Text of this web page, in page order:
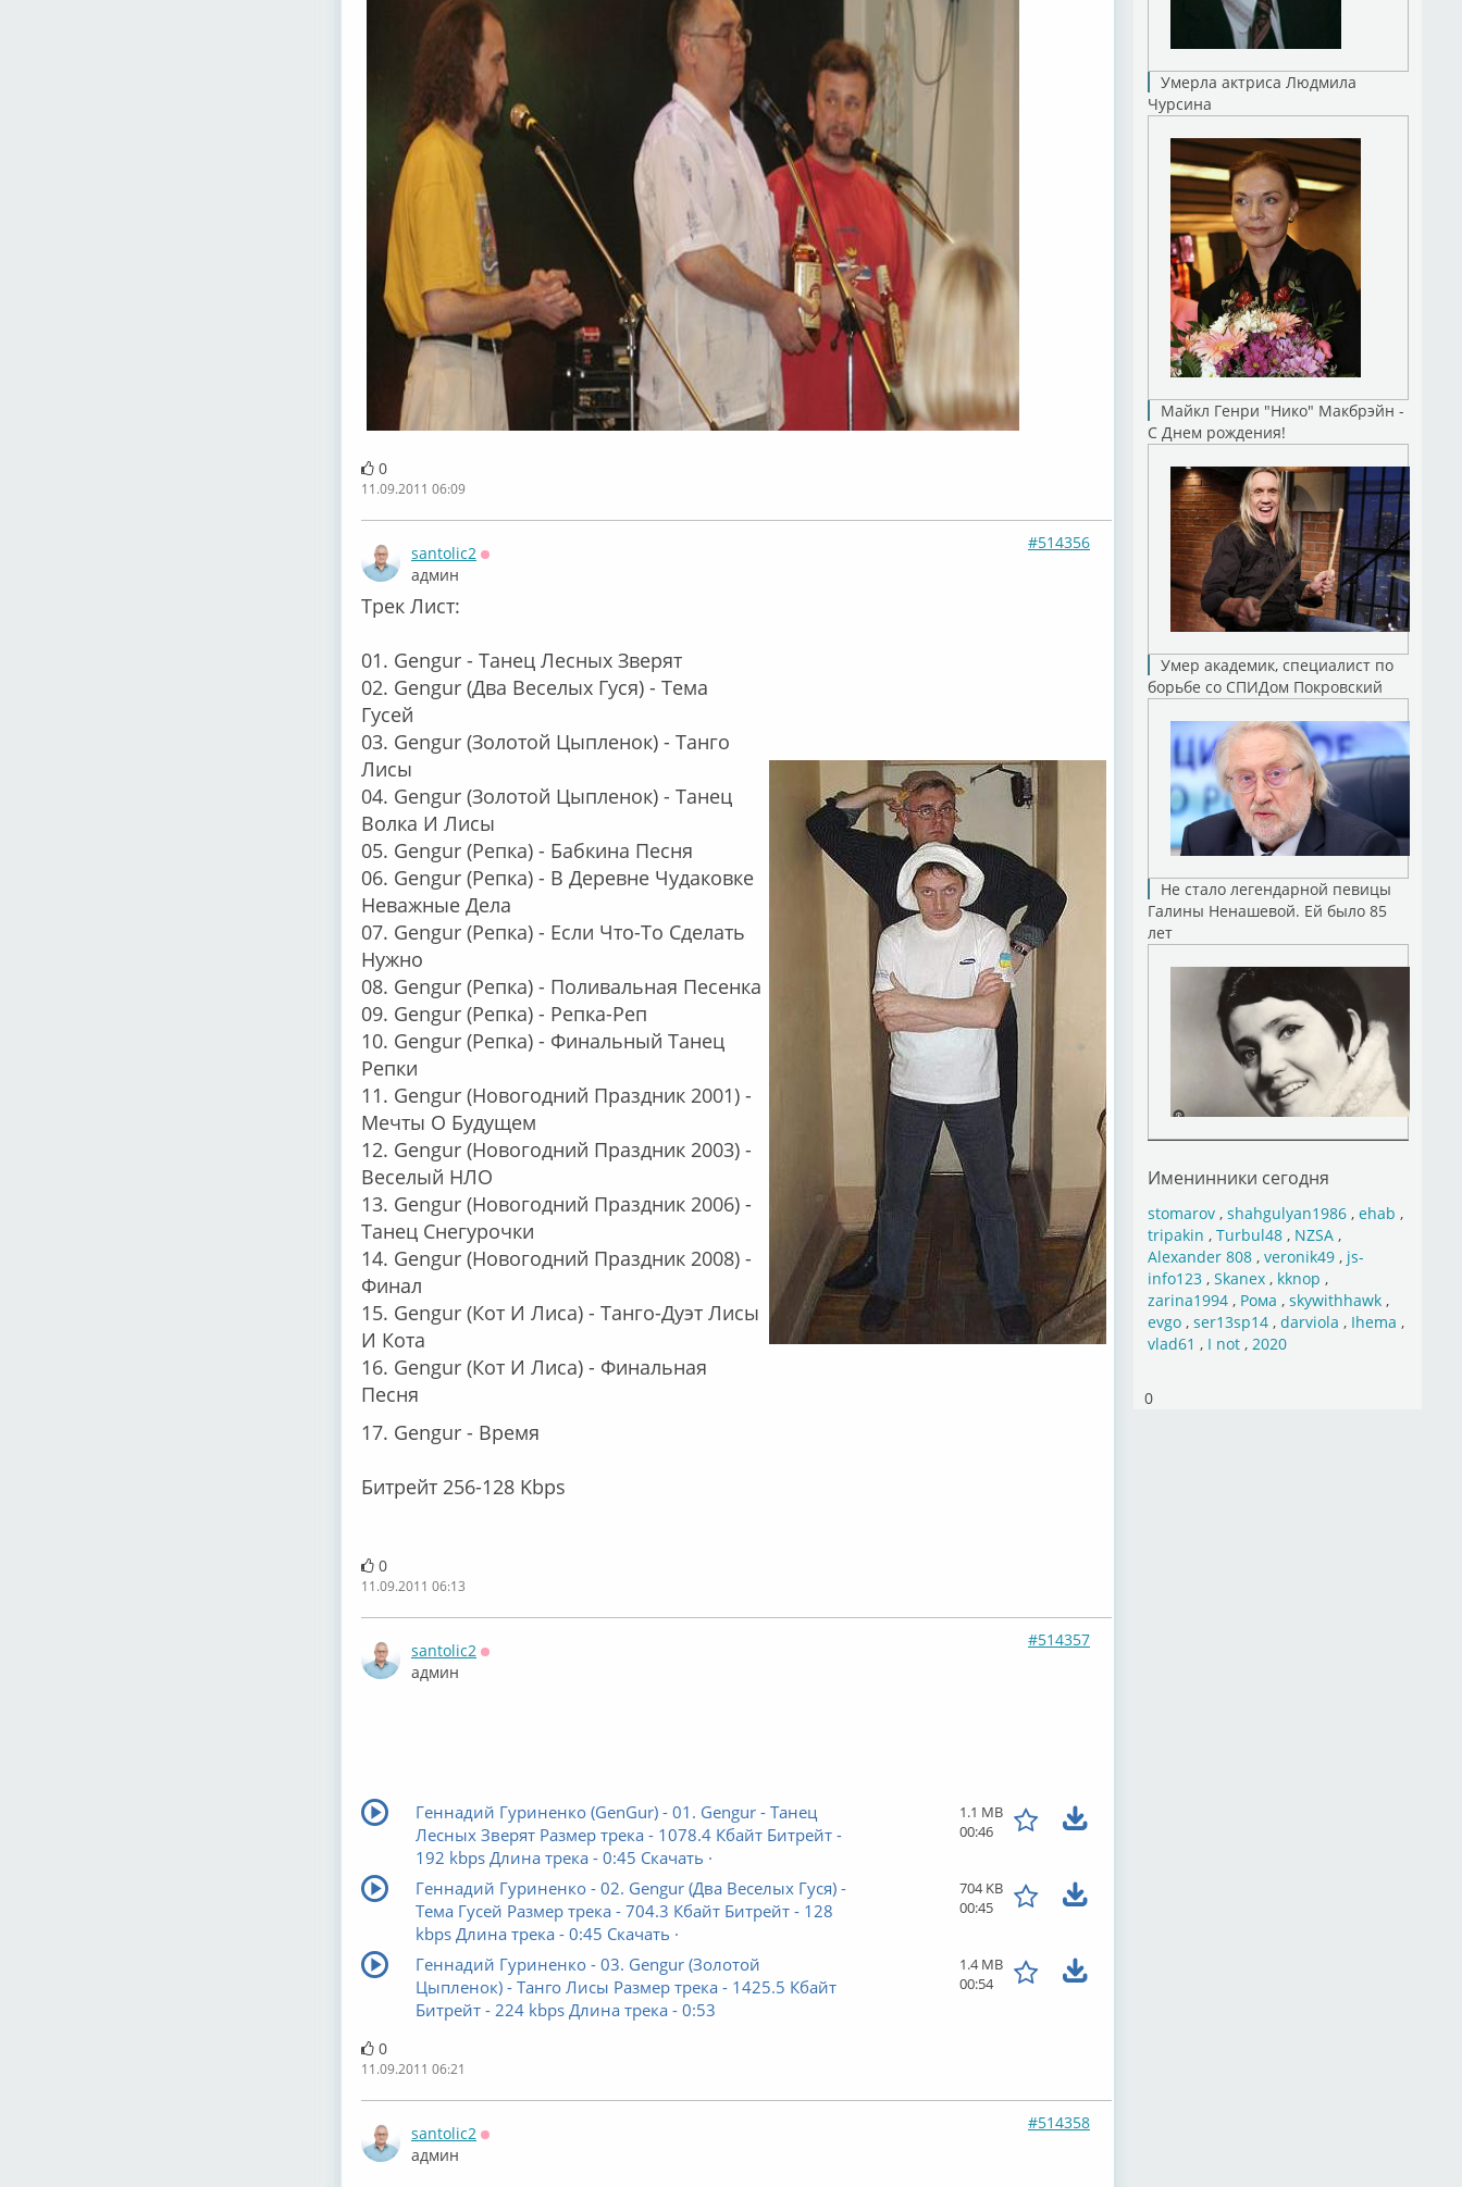
0
11.09.2011 06:09
santolic2
админ
#514356
Трек Лист:
01. Gengur - Танец Лесных Зверят
02. Gengur (Два Веселых Гуся) - Тема
Гусей
03. Gengur (Золотой Цыпленок) - Танго
Лисы
04. Gengur (Золотой Цыпленок) - Танец
Волка И Лисы
05. Gengur (Репка) - Бабкина Песня
06. Gengur (Репка) - В Деревне Чудаковке
Неважные Дела
07. Gengur (Репка) - Если Что-То Сделать
Нужно
08. Gengur (Репка) - Поливальная Песенка
09. Gengur (Репка) - Репка-Реп
10. Gengur (Репка) - Финальный Танец
Репки
11. Gengur (Новогодний Праздник 2001) -
Мечты О Будущем
12. Gengur (Новогодний Праздник 2003) -
Веселый НЛО
13. Gengur (Новогодний Праздник 2006) -
Танец Снегурочки
14. Gengur (Новогодний Праздник 2008) -
Финал
15. Gengur (Кот И Лиса) - Танго-Дуэт Лисы
И Кота
16. Gengur (Кот И Лиса) - Финальная
Песня
17. Gengur - Время
Битрейт 256-128 Kbps
0
11.09.2011 06:13
santolic2
админ
#514357
Геннадий Гуриненко (GenGur) - 01. Gengur - Танец
Лесных Зверят Размер трека - 1078.4 Кбайт Битрейт -
192 kbps Длина трека - 0:45 Скачать ·
1.1 MB
00:46
Геннадий Гуриненко - 02. Gengur (Два Веселых Гуся) -
Тема Гусей Размер трека - 704.3 Кбайт Битрейт - 128
kbps Длина трека - 0:45 Скачать ·
704 KB
00:45
Геннадий Гуриненко - 03. Gengur (Золотой
Цыпленок) - Танго Лисы Размер трека - 1425.5 Кбайт
Битрейт - 224 kbps Длина трека - 0:53
1.4 MB
00:54
0
11.09.2011 06:21
santolic2
админ
#514358
Умерла актриса Людмила
Чурсина
Майкл Генри "Нико" Макбрэйн -
С Днем рождения!
Умер академик, специалист по
борьбе со СПИДом Покровский
Не стало легендарной певицы
Галины Ненашевой. Ей было 85
лет
Именинники сегодня
stomarov, shahgulyan1986, ehab ,
tripakin , Turbul48, NZSA,
Alexander 808, veronik49, js-
info123, Skanex, kknop ,
zarina1994, Рома , skywithhawk,
evgo, ser13sp14, darviola , Ihema ,
vlad61 , I not, 2020
0